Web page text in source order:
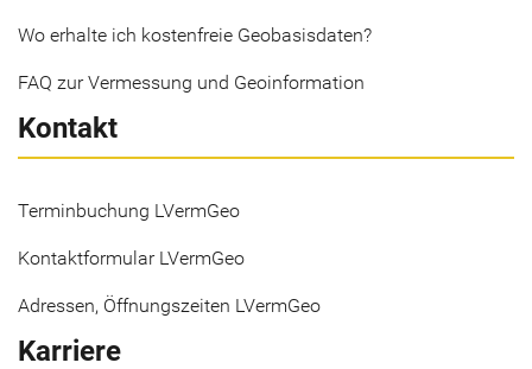
Wo erhalte ich kostenfreie Geobasisdaten?
FAQ zur Vermessung und Geoinformation
Kontakt
Terminbuchung LVermGeo
Kontaktformular LVermGeo
Adressen, Öffnungszeiten LVermGeo
Karriere